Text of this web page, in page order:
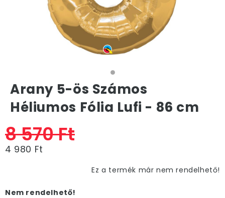
Arany 5-ös Számos
Héliumos Fólia Lufi - 86 cm
8 570 Ft
4 980 Ft
Ez a termék már nem rendelhető!
Nem rendelhető!